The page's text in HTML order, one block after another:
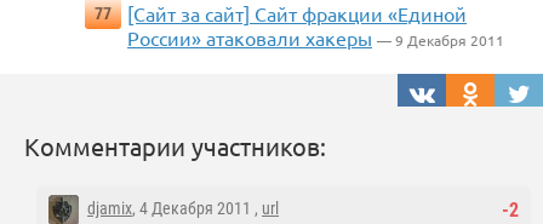
77
[Сайт за сайт] Сайт фракции «Единой
России» атаковали хакеры — 9 Декабря 2011
Комментарии участников:
-2
djamix, 4 Декабря 2011 , url